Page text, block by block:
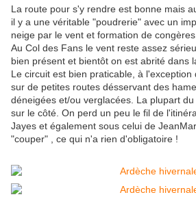
La route pour s'y rendre est bonne mais
il y a une véritable "poudrerie" avec un
neige par le vent et formation de
Au Col des Fans le vent reste assez
bien présent et bientôt on est abrité dans
Le circuit est bien praticable, à l'exception
sur de petites routes désservant des
déneigées et/ou verglacées. La plupart
sur le côté. On perd un peu le fil de
Jayes et également sous celui de
"couper" , ce qui n'a rien d'obligatoire !